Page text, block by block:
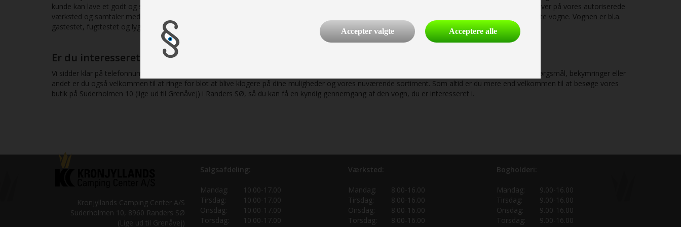
kunde kan lave et godt og sikkert køb og kan tage informeret valg, når du handler hos os. Vi er en del af Dansk Camping Union, der årligt laver stikprøver på vores autoriserede
værksted og samtaler med tidligere kunder, så vi kan blive ved med at levere kvalitetssikre syn, gennemsigtighed og et fuldt års garanti på vores brugte vogne. Vognen er bl.a.
gastestet, fugttestet og lygte- og bremsetestet, hvilket du modtager dokumentation for ved køb.
Er du interesseret i en beset, brugt campingvogn? Kontakt os allerede i dag!
Vi sidder klar på telefonnummeret 87 10 98 70 til at give dig et uforpligtende, godt tilbud på vores brugte campingvogne allerede i dag. Hvis du har spørgsmål, bekymringer eller
andet er du også velkommen til at ringe for blot at blive klogere på dine muligheder og vores nuværende sortiment. Som altid er du mere end velkommen til at besøge vores
butik på Suderholmen 10 (lige ud til Grenåvej) i Randers SØ, så du kan få en kyndig gennemgang af den vogn, du er interesseret i.
Kronjyllands Camping Center A/S
Suderholmen 10, 8960 Randers SØ
(Lige ud til Grenåvej)
Salgsafdeling:
Mandag:
10.00-17.00
Tirsdag:
10.00-17.00
Onsdag:
10.00-17.00
Torsdag:
10.00-17.00
Værksted:
Mandag:
8.00-16.00
Tirsdag:
8.00-16.00
Onsdag:
8.00-16.00
Torsdag:
8.00-16.00
Bogholderi:
Mandag:
9.00-16.00
Tirsdag:
9.00-16.00
Onsdag:
9.00-16.00
Torsdag:
9.00-16.00
Accepter valgte Acceptere alle